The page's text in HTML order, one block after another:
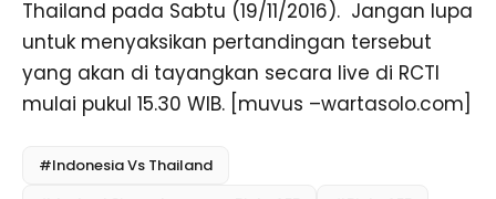
Thailand pada Sabtu (19/11/2016). Jangan lupa
untuk menyaksikan pertandingan tersebut
yang akan di tayangkan secara live di RCTI
mulai pukul 15.30 WIB. [muvus –wartasolo.com]
#Indonesia Vs Thailand